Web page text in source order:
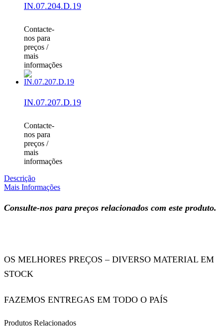
IN.07.204.D.19
Contacte-
nos para
preços /
mais
informações
IN.07.207.D.19
Contacte-
nos para
preços /
mais
informações
Descrição
Mais Informações
Consulte-nos para preços relacionados com este produto.
OS MELHORES PREÇOS – DIVERSO MATERIAL EM
STOCK
FAZEMOS ENTREGAS EM TODO O PAÍS
Produtos Relacionados